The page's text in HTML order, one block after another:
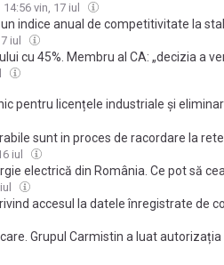
14:56 vin, 17 iul
indice anual de competitivitate la
iul
cu 45%. Membru al CA: „decizia a
pentru licențele industriale și
PNRR
sunt in proces de racordare la
iul
electrică din România. Ce pot să
accesul la datele înregistrate de
cât și pentru producție
Grupul Carmistin a luat autorizația